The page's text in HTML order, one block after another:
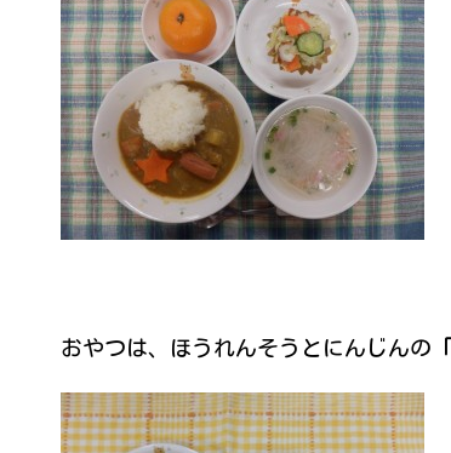
おやつは、ほうれんそうとにんじんの